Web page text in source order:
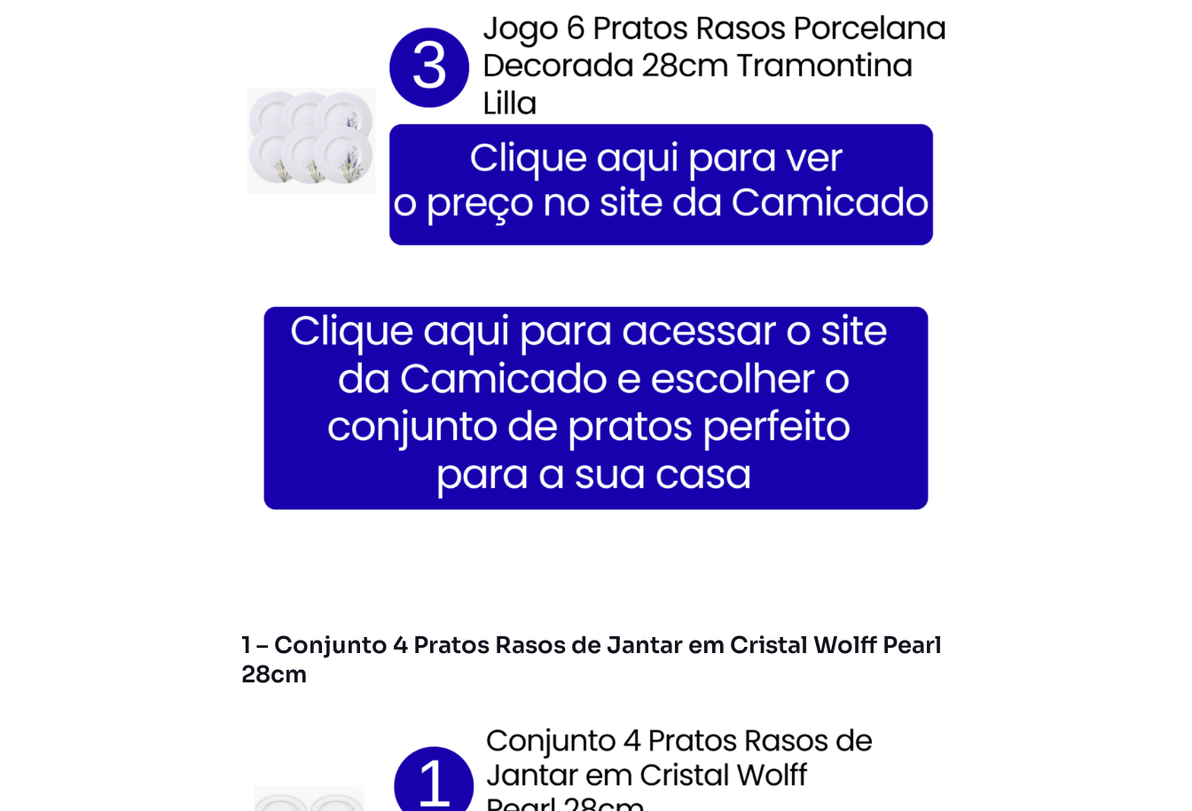
1 – Conjunto 4 Pratos Rasos de Jantar em Cristal Wolff Pearl
28cm